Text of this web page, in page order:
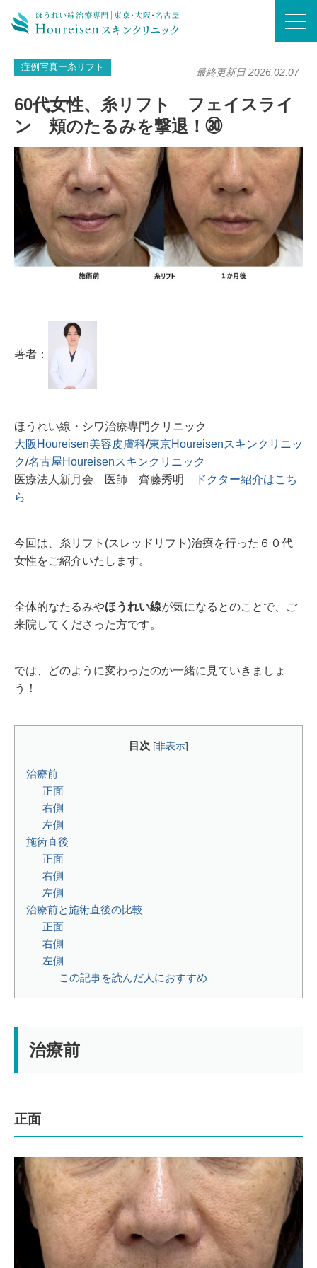
60代女性、糸リフト フェイスライン 頬のたるみを撃退！㉚
症例写真ー糸リフト 最終更新日 2026.02.07
60代女性、糸リフト フェイスライ
ン 頬のたるみを撃退！㉚
著者：
ほうれい線・シワ治療専門クリニック
大阪Houreisen美容皮膚科/東京Houreisenスキンクリニッ
ク/名古屋Houreisenスキンクリニック
医療法人新月会 医師 齊藤秀明
ドクター紹介はこち
ら
今回は、糸リフト(スレッドリフト)治療を行った６０代
女性をご紹介いたします。
全体的なたるみやほうれい線が気になるとのことで、ご
来院してくださった方です。
では、どのように変わったのか一緒に見ていきましょ
う！
目次 [非表示]
治療前
正面
右側
左側
施術直後
正面
右側
左側
治療前と施術直後の比較
正面
右側
左側
この記事を読んだ人におすすめ
治療前
正面